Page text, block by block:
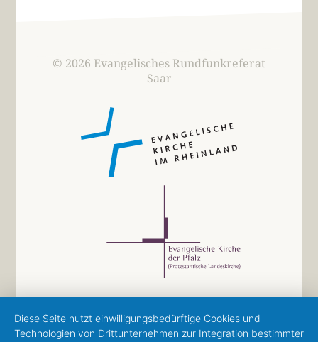
© 2026 Evangelisches Rundfunkreferat
Saar
Diese Seite nutzt einwilligungsbedürftige Cookies und
Technologien von Drittunternehmen zur Integration bestimmter